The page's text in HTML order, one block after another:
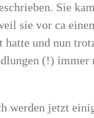
Sie
sie vor ca
hatte und nun
(!) immer
werden jetzt